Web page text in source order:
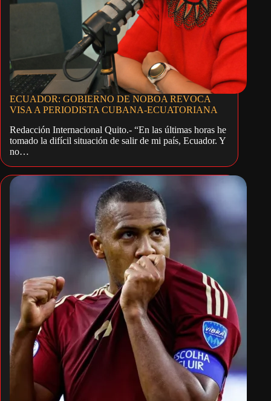
ECUADOR: GOBIERNO DE NOBOA REVOCA
VISA A PERIODISTA CUBANA-ECUATORIANA
Redacción Internacional Quito.- “En las últimas horas he
tomado la difícil situación de salir de mi país, Ecuador. Y
no…